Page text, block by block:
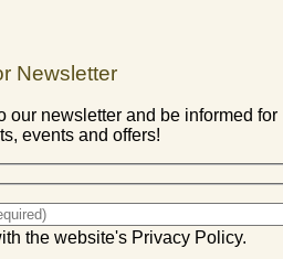
Newsletter
our newsletter and be informed for
events and offers!
the website's Privacy Policy.